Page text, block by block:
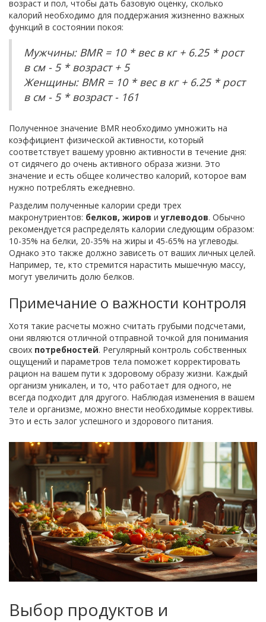
возраст и пол, чтобы дать базовую оценку, сколько
калорий необходимо для поддержания жизненно важных
функций в состоянии покоя:
Мужчины: BMR = 10 * вес в кг + 6.25 * рост
в см - 5 * возраст + 5
Женщины: BMR = 10 * вес в кг + 6.25 * рост
в см - 5 * возраст - 161
Полученное значение BMR необходимо умножить на
коэффициент физической активности, который
соответствует вашему уровню активности в течение дня:
от сидячего до очень активного образа жизни. Это
значение и есть общее количество калорий, которое вам
нужно потреблять ежедневно.
Разделим полученные калории среди трех
макронутриентов: белков, жиров иуглеводов. Обычно
рекомендуется распределять калории следующим образом:
10-35% на белки, 20-35% на жиры и 45-65% на углеводы.
Однако это также должно зависеть от ваших личных целей.
Например, те, кто стремится нарастить мышечную массу,
могут увеличить долю белков.
Примечание о важности контроля
Хотя такие расчеты можно считать грубыми подсчетами,
они являются отличной отправной точкой для понимания
своих потребностей. Регулярный контроль собственных
ощущений и параметров тела поможет корректировать
рацион на вашем пути к здоровому образу жизни. Каждый
организм уникален, и то, что работает для одного, не
всегда подходит для другого. Наблюдая изменения в вашем
теле и организме, можно внести необходимые коррективы.
Это и есть залог успешного и здорового питания.
Выбор продуктов и